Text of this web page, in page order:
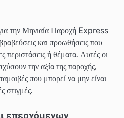
την Μηνιαία Παροχή Express
και προωθήσεις που
περιστάσεις ή θέματα. Αυτές οι
την αξία της παροχής,
που μπορεί να μην είναι
στιγμές.
επερχόμενων